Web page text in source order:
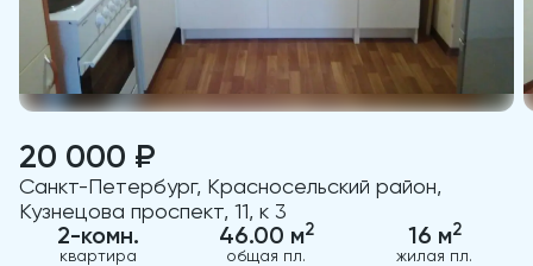
20 000 ₽
Санкт-Петербург, Красносельский район,
Кузнецова проспект, 11, к 3
2-комн.
квартира
46.00 м2
общая пл.
16 м2
жилая пл.